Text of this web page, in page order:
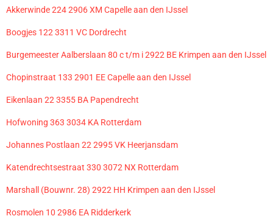
Akkerwinde 224 2906 XM Capelle aan den IJssel
Boogjes 122 3311 VC Dordrecht
Burgemeester Aalberslaan 80 c t/m i 2922 BE Krimpen aan den IJssel
Chopinstraat 133 2901 EE Capelle aan den IJssel
Eikenlaan 22 3355 BA Papendrecht
Hofwoning 363 3034 KA Rotterdam
Johannes Postlaan 22 2995 VK Heerjansdam
Katendrechtsestraat 330 3072 NX Rotterdam
Marshall (Bouwnr. 28) 2922 HH Krimpen aan den IJssel
Rosmolen 10 2986 EA Ridderkerk